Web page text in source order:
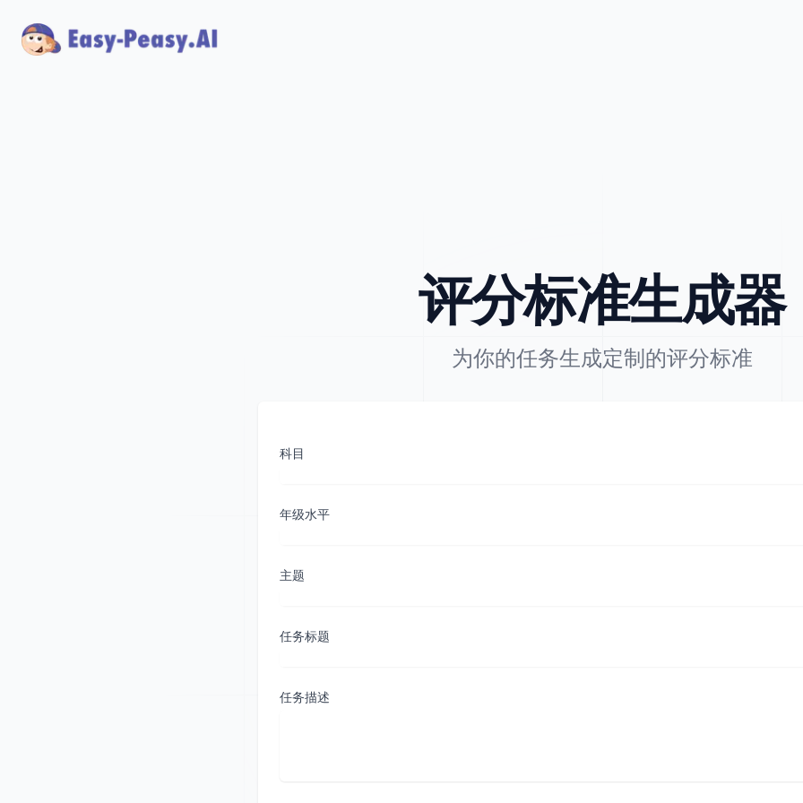
评分标准生成器
为你的任务生成定制的评分标准
科目
年级水平
主题
任务标题
任务描述